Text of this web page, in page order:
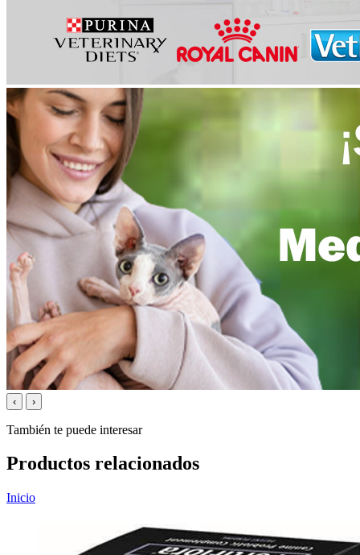
‹ ›
También te puede interesar
Productos relacionados
Inicio